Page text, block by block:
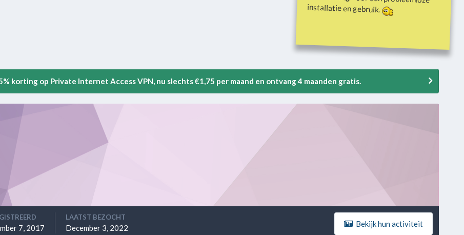
installatie en gebruik.
korting op Private Internet Access VPN, nu slechts €1,75 per maand en ontvang 4 maanden gratis.
Bekijk hun activiteit
7, 2017
LAATST BEZOCHT
December 3, 2022